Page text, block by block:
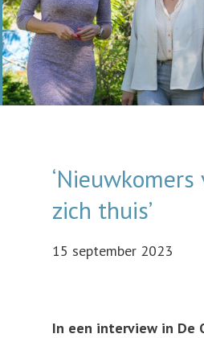
‘Nieuwkomers
zich thuis’
15 september 2023
In een interview in De